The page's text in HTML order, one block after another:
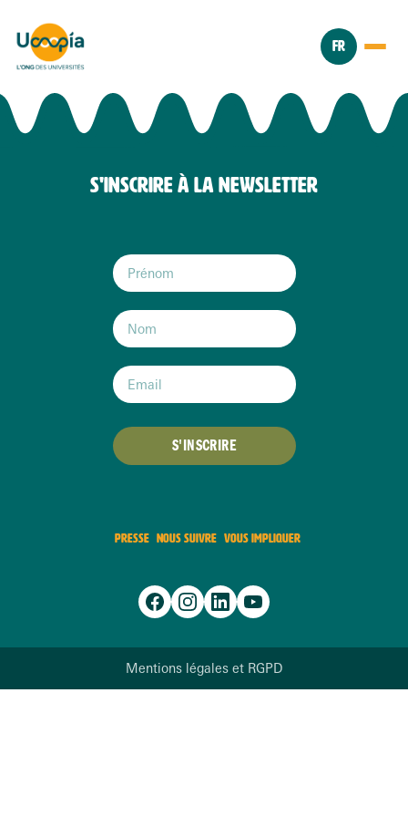
FR
S'INSCRIRE À LA NEWSLETTER
S'INSCRIRE
PRESSE NOUS SUIVRE VOUS IMPLIQUER
Mentions légales et RGPD